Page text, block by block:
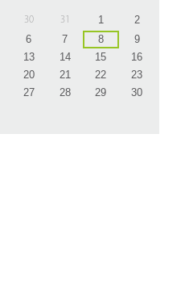
30 31 1
2
6 7 8
9
13 14 15
16
20 21 22
23
27 28 29
30